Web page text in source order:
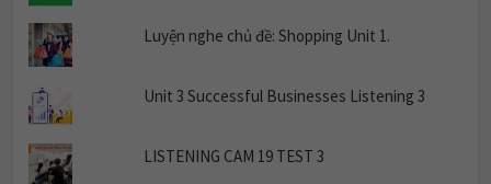
Luyện nghe chủ đề: Shopping Unit 1.
Unit 3 Successful Businesses Listening 3
LISTENING CAM 19 TEST 3